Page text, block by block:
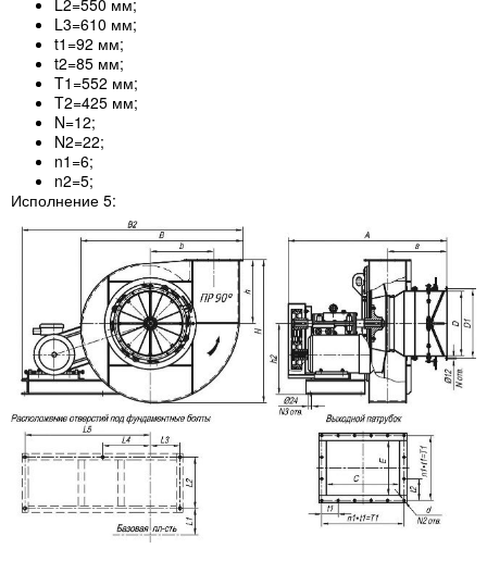
L3=610 мм;
t1=92 мм;
t2=85 мм;
T1=552 мм;
T2=425 мм;
N=12;
N2=22;
n1=6;
n2=5;
Исполнение 5: